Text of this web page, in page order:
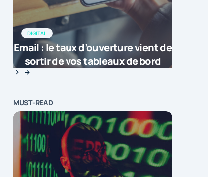
DIGITAL
Email : le taux d’ouverture vient de
sortir de vos tableaux de bord
MUST-READ